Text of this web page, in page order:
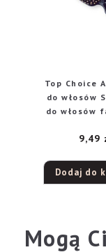
Top Choice
do włosów
do włosów
9,49
Dodaj do
Mogą